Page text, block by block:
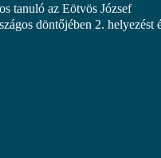
tanuló az Eötvös József
döntőjében 2. helyezést